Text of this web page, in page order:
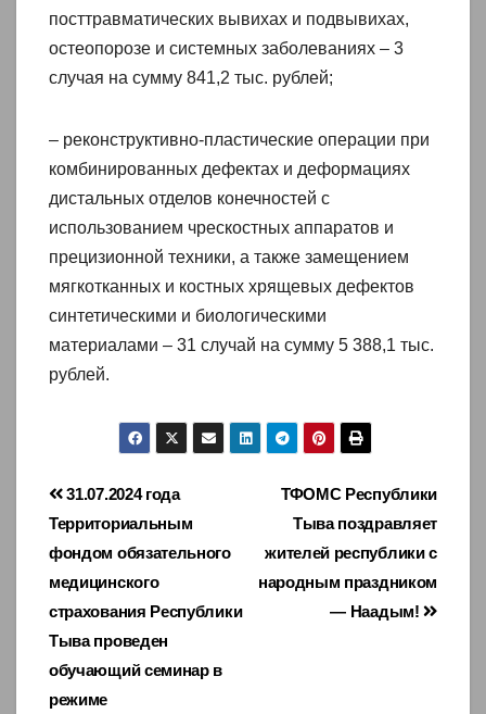
посттравматических вывихах и подвывихах,
остеопорозе и системных заболеваниях – 3
случая на сумму 841,2 тыс. рублей;
– реконструктивно-пластические операции при
комбинированных дефектах и деформациях
дистальных отделов конечностей с
использованием чрескостных аппаратов и
прецизионной техники, а также замещением
мягкотканных и костных хрящевых дефектов
синтетическими и биологическими
материалами – 31 случай на сумму 5 388,1 тыс.
рублей.
Навигация
по
записям
ТФОМС Республики
Тыва поздравляет
жителей республики с
народным праздником
— Наадым!
31.07.2024 года
Территориальным
фондом обязательного
медицинского
страхования Республики
Тыва проведен
обучающий семинар в
режиме